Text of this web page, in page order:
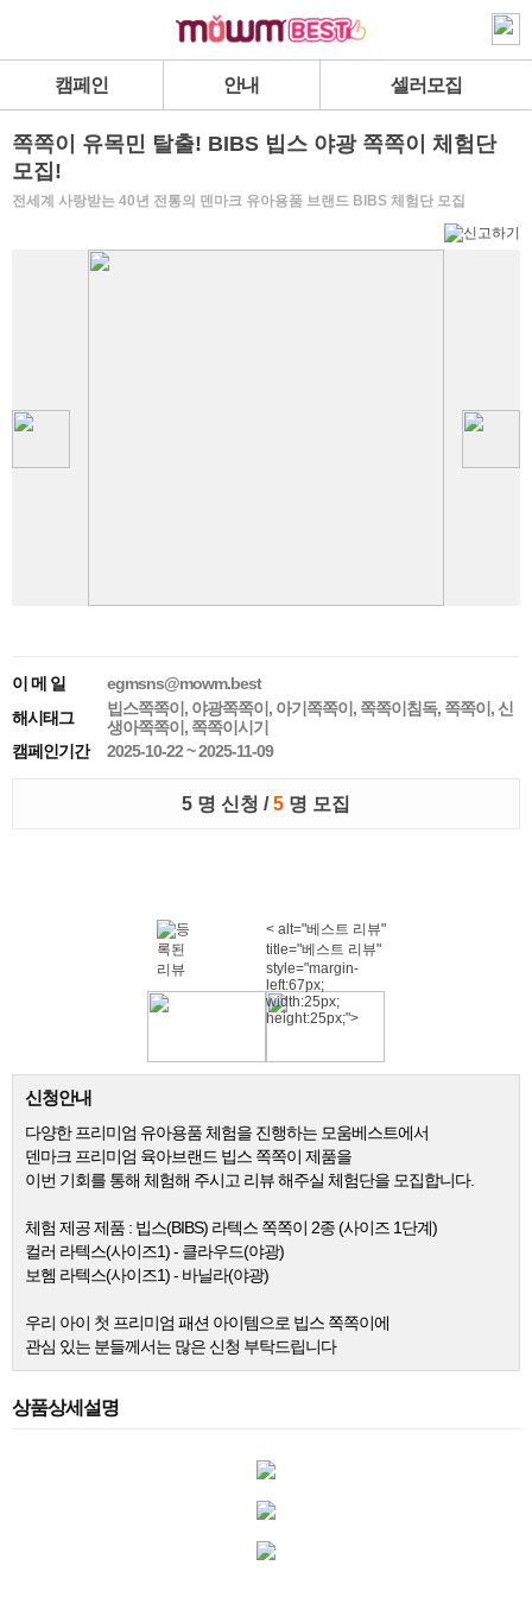
캠페인 안내 셀러모집
쪽쪽이 유목민 탈출! BIBS 빕스 야광 쪽쪽이 체험단
모집!
전세계 사랑받는 40년 전통의 덴마크 유아용품 브랜드 BIBS 체험단 모집
이 메 일
egmsns@mowm.best
해시태그
빕스쪽쪽이, 야광쪽쪽이, 아기쪽쪽이, 쪽쪽이침독, 쪽쪽이, 신
생아쪽쪽이, 쪽쪽이시기
캠페인기간
2025-10-22 ~ 2025-11-09
5 명 신청 /5 명 모집
< alt="베스트 리뷰"
title="베스트 리뷰"
style="margin-
left:67px;
width:25px;
height:25px;">
신청안내
다양한 프리미엄 유아용품 체험을 진행하는 모움베스트에서
덴마크 프리미엄 육아브랜드 빕스 쪽쪽이 제품을
이번 기회를 통해 체험해 주시고 리뷰 해주실 체험단을 모집합니다.
체험 제공 제품 : 빕스(BIBS) 라텍스 쪽쪽이 2종 (사이즈 1단계)
컬러 라텍스(사이즈1) - 클라우드(야광)
보헴 라텍스(사이즈1) - 바닐라(야광)
우리 아이 첫 프리미엄 패션 아이템으로 빕스 쪽쪽이에
관심 있는 분들께서는 많은 신청 부탁드립니다
상품상세설명